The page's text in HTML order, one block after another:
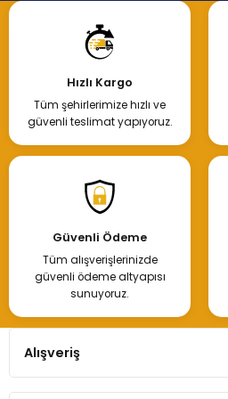
Hızlı Kargo
Tüm şehirlerimize hızlı ve
güvenli teslimat yapıyoruz.
Güvenli Ödeme
Tüm alışverişlerinizde
güvenli ödeme altyapısı
sunuyoruz.
Alışveriş